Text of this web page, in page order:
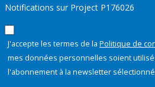
Notifications sur Project P176026
J'accepte les termes de la Politique de
mes données personnelles soient
l'abonnement à la newsletter